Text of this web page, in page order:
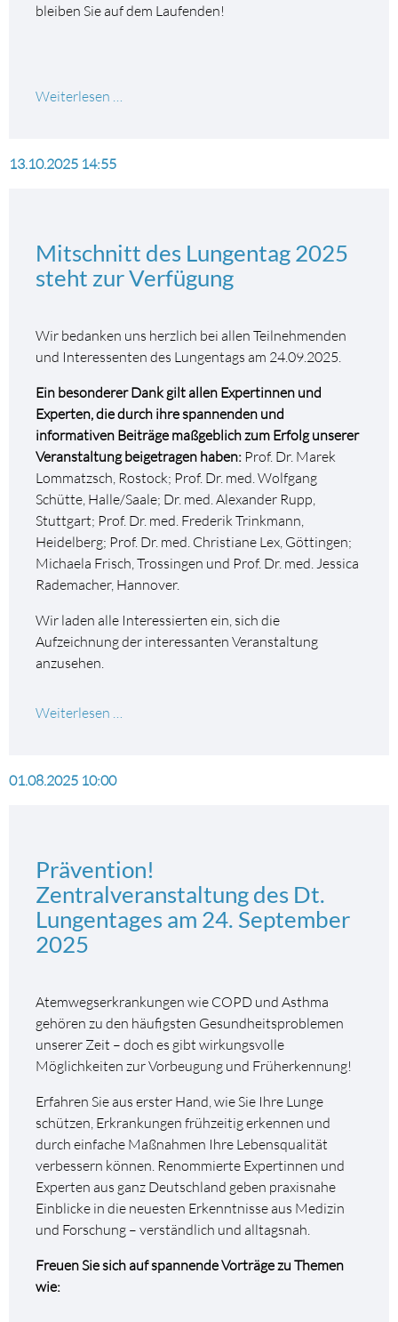
bleiben Sie auf dem Laufenden!
Weiterlesen …
13.10.2025 14:55
Mitschnitt des Lungentag 2025
steht zur Verfügung
Wir bedanken uns herzlich bei allen Teilnehmenden
und Interessenten des Lungentags am 24.09.2025.
Ein besonderer Dank gilt allen Expertinnen und
Experten, die durch ihre spannenden und
informativen Beiträge maßgeblich zum Erfolg unserer
Veranstaltung beigetragen haben: Prof. Dr. Marek
Lommatzsch, Rostock; Prof. Dr. med. Wolfgang
Schütte, Halle/Saale; Dr. med. Alexander Rupp,
Stuttgart; Prof. Dr. med. Frederik Trinkmann,
Heidelberg; Prof. Dr. med. Christiane Lex, Göttingen;
Michaela Frisch, Trossingen und Prof. Dr. med. Jessica
Rademacher, Hannover.
Wir laden alle Interessierten ein, sich die
Aufzeichnung der interessanten Veranstaltung
anzusehen.
Weiterlesen …
01.08.2025 10:00
Prävention!
Zentralveranstaltung des Dt.
Lungentages am 24. September
2025
Atemwegserkrankungen wie COPD und Asthma
gehören zu den häufigsten Gesundheitsproblemen
unserer Zeit – doch es gibt wirkungsvolle
Möglichkeiten zur Vorbeugung und Früherkennung!
Erfahren Sie aus erster Hand, wie Sie Ihre Lunge
schützen, Erkrankungen frühzeitig erkennen und
durch einfache Maßnahmen Ihre Lebensqualität
verbessern können. Renommierte Expertinnen und
Experten aus ganz Deutschland geben praxisnahe
Einblicke in die neuesten Erkenntnisse aus Medizin
und Forschung – verständlich und alltagsnah.
Freuen Sie sich auf spannende Vorträge zu Themen
wie: